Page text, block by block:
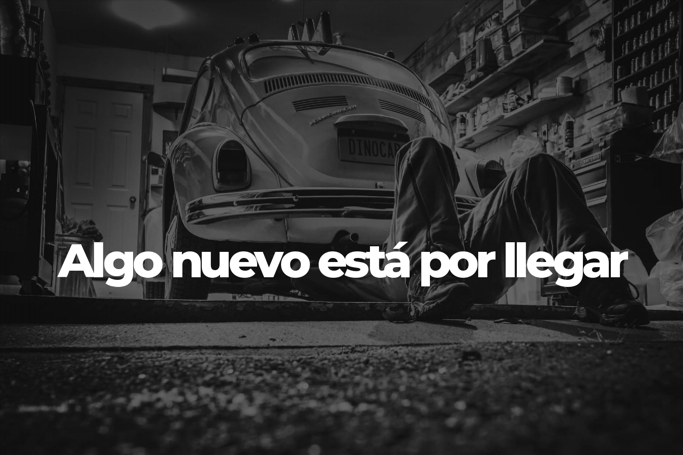
Algo nuevo está por llegar